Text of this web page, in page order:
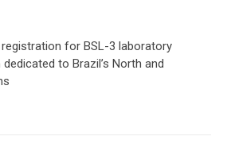
registration for BSL-3 laboratory
to Brazil’s North and